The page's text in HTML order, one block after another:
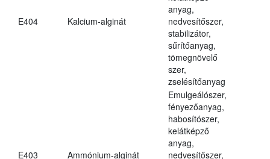
E404 Kalcium-alginát
anyag,
nedvesítőszer,
stabilizátor,
sűrítőanyag,
tömegnövelő
szer,
zselésítőanyag
E403 Ammónium-alginát
Emulgeálószer,
fényezőanyag,
habosítószer,
kelátképző
anyag,
nedvesítőszer,